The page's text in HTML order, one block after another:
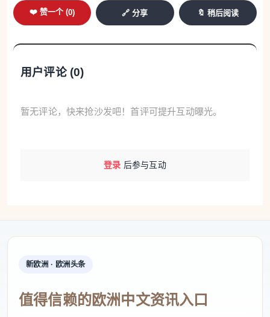
❤️ 赞一个 (0) 🔗 分享 🔖 稍后阅读
用户评论 (0)
暂无评论，快来抢沙发吧！首评可提升互动曝光。
登录 后参与互动
新欧洲 · 欧洲头条
值得信赖的欧洲中文资讯入口